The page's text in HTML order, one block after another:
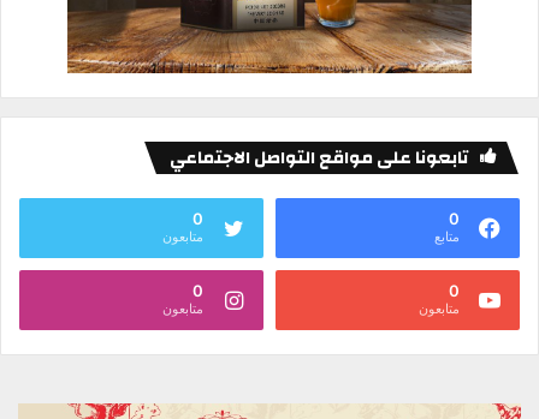
تابعونا على مواقع التواصل الاجتماعي
0
متابع
0
متابعون
0
متابعون
0
متابعون